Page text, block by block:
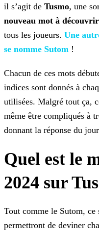
il s’agit de Tusmo, une
nouveau mot à
tous les joueurs. Une
se nomme Sutom !
Chacun de ces mots
indices sont donnés à
utilisées. Malgré tout ça,
même être compliqués à
donnant la réponse du
Quel est le
2024 sur
Tout comme le Sutom, ce
permettront de deviner